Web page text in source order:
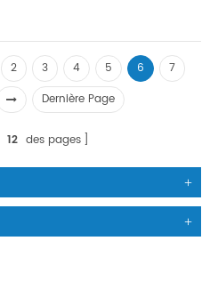
2 3 4 5 6
7
Dernière Page
12 des pages